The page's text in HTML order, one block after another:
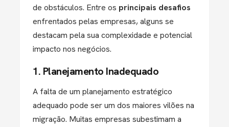
de obstáculos. Entre os principais desafios
enfrentados pelas empresas, alguns se
destacam pela sua complexidade e potencial
impacto nos negócios.
1. Planejamento Inadequado
A falta de um planejamento estratégico
adequado pode ser um dos maiores vilões na
migração. Muitas empresas subestimam a